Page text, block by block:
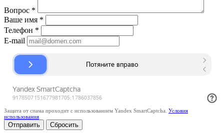
Вопрос *
Ваше имя *
Телефон *
E-mail
Защита от спама проходит с использованием Yandex SmartCaptcha. Условия
использования
Сбросить